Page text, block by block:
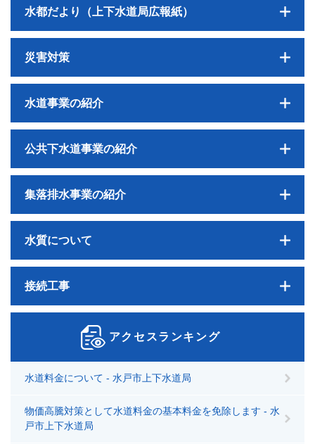
水都だより（上下水道局広報紙）
災害対策
水道事業の紹介
公共下水道事業の紹介
集落排水事業の紹介
水質について
接続工事
アクセスランキング
水道料金について - 水戸市上下水道局
物価高騰対策として水道料金の基本料金を免除します - 水
戸市上下水道局